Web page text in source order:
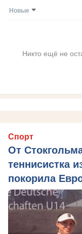
Новые
Никто ещё не
Спорт
От
теннисистка
покорила